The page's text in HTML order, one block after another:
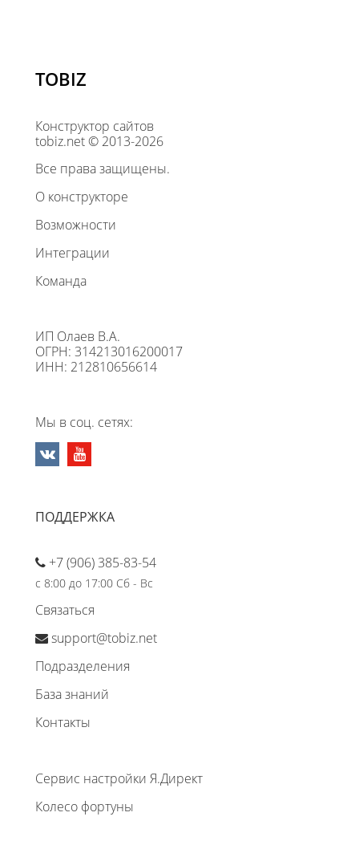
TOBIZ
Конструктор сайтов
tobiz.net © 2013-2026
Все права защищены.
О конструкторе
Возможности
Интеграции
Команда
ИП Олаев В.А.
ОГРН: 314213016200017
ИНН: 212810656614
Мы в соц. сетях:
ПОДДЕРЖКА
+7 (906) 385-83-54
с 8:00 до 17:00 Сб - Вс
Связаться
support@tobiz.net
Подразделения
База знаний
Контакты
Сервис настройки Я.Директ
Колесо фортуны